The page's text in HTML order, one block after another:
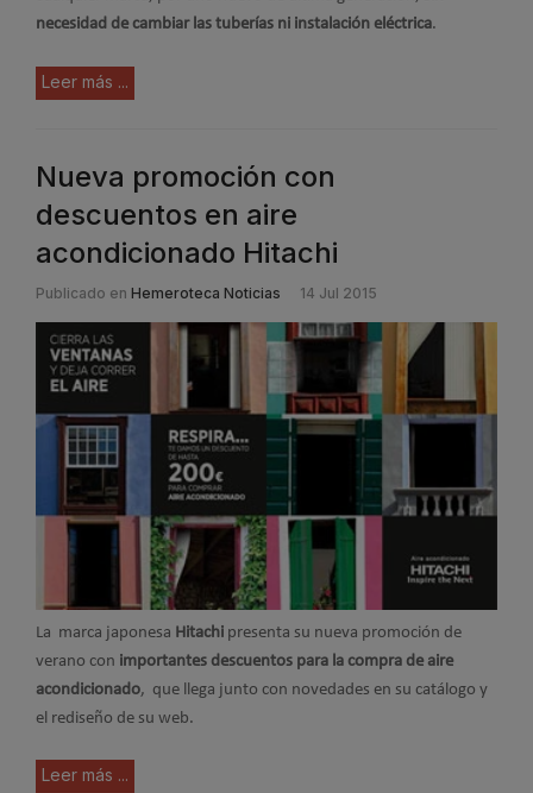
necesidad de cambiar las tuberías ni instalación eléctrica.
Leer más ...
Nueva promoción con
descuentos en aire
acondicionado Hitachi
Publicado en Hemeroteca Noticias 14 Jul 2015
La marca japonesa Hitachi presenta su nueva promoción de
verano con importantes descuentos para la compra de aire
acondicionado, que llega junto con novedades en su catálogo y
el rediseño de su web.
Leer más ...